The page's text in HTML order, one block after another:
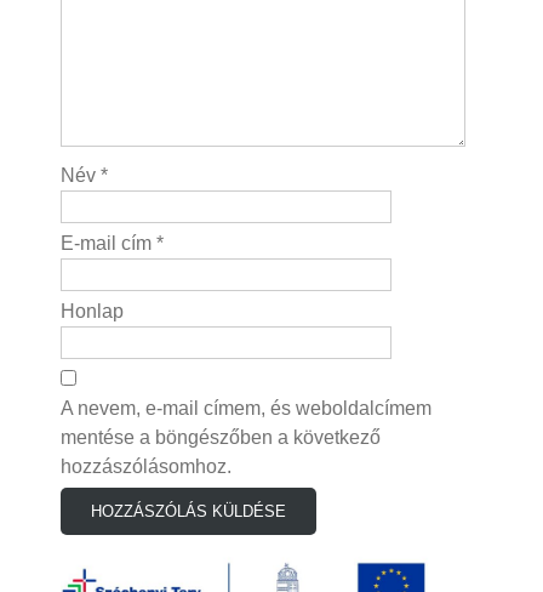
Név *
E-mail cím *
Honlap
A nevem, e-mail címem, és weboldalcímem
mentése a böngészőben a következő
hozzászólásomhoz.